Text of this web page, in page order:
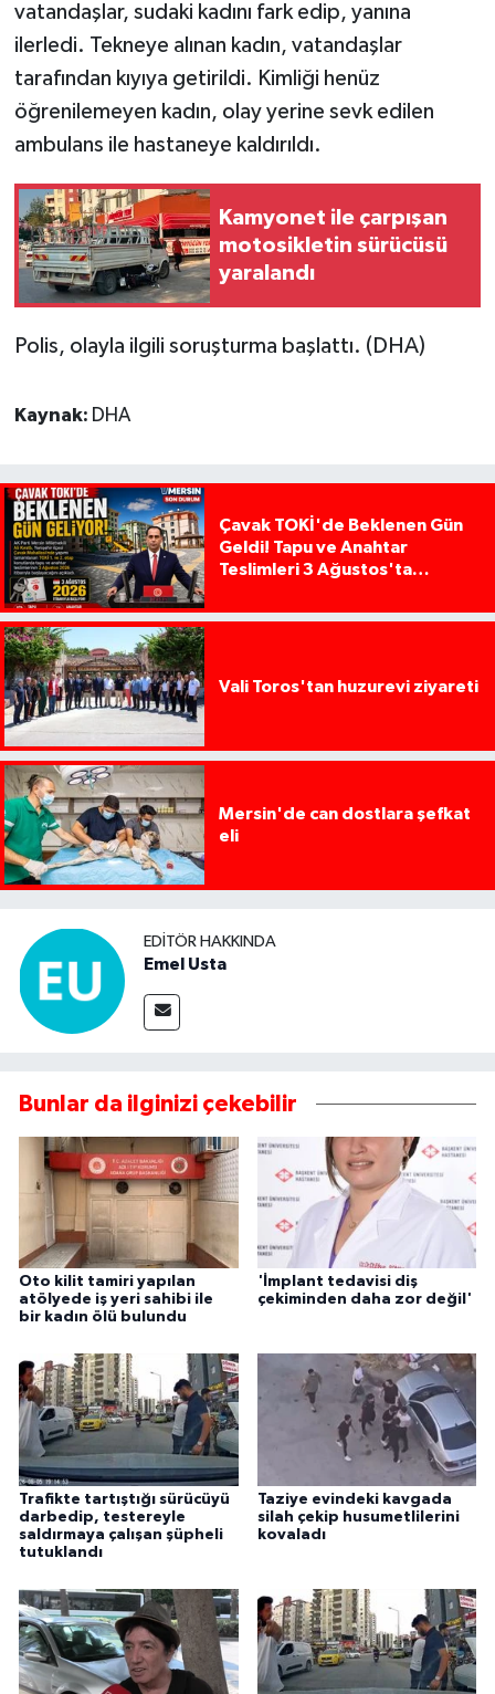
vatandaşlar, sudaki kadını fark edip, yanına
ilerledi. Tekneye alınan kadın, vatandaşlar
tarafından kıyıya getirildi. Kimliği henüz
öğrenilemeyen kadın, olay yerine sevk edilen
ambulans ile hastaneye kaldırıldı.
Kamyonet ile çarpışan
motosikletin sürücüsü
yaralandı
Polis, olayla ilgili soruşturma başlattı. (DHA)
Kaynak: DHA
Çavak TOKİ'de Beklenen Gün
Geldi! Tapu ve Anahtar
Teslimleri 3 Ağustos'ta
Vali Toros'tan huzurevi ziyareti
Mersin'de can dostlara şefkat
eli
EDITÖR HAKKINDA
Emel Usta
Bunlar da ilginizi çekebilir
Oto kilit tamiri yapılan
atölyede iş yeri sahibi ile
bir kadın ölü bulundu
'İmplant tedavisi diş
çekiminden daha zor değil'
Trafikte tartıştığı sürücüyü
darbedip, testereyle
saldırmaya çalışan şüpheli
tutuklandı
Taziye evindeki kavgada
silah çekip husumetlilerini
kovaladı